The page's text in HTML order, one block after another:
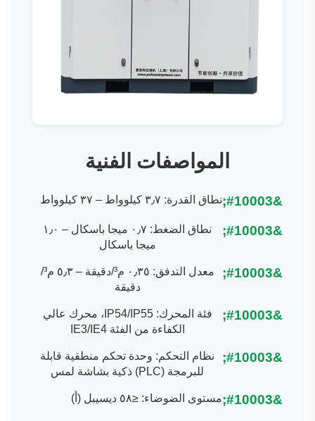
المواصفات الفنية
نطاق القدرة: ٣٫٧ كيلوواط – ٣٧ كيلوواط
نطاق الضغط: ٠٫٧ ميجا باسكال – ١٫٠
ميجا باسكال
معدل التدفق: ٠٫٣٥ م³/دقيقة – ٥٫٣ م³/
دقيقة
فئة المحرك: IP54/IP55، محرك عالي
الكفاءة من الفئة IE3/IE4
نظام التحكم: وحدة تحكم منطقية قابلة
للبرمجة (PLC) ذكية بشاشة لمس
مستوى الضوضاء: ≤٥٨ ديسيبل (أ)